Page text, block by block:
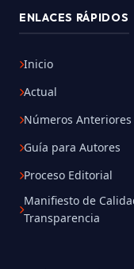
ENLACES RÁPIDOS
Inicio
Actual
Números Anteriores
Guía para Autores
Proceso Editorial
Manifiesto de
Transparencia